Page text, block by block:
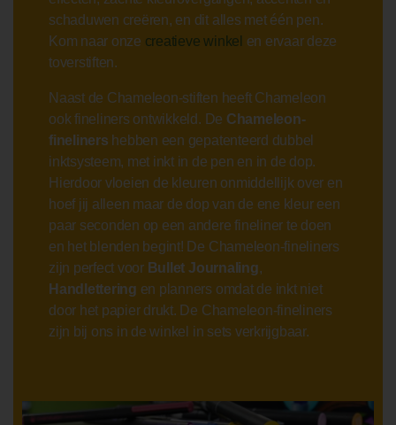
schaduwen creëren, en dit alles met één pen.
Kom naar onze creatieve winkel en ervaar deze
toverstiften.
Naast de Chameleon-stiften heeft Chameleon
ook fineliners ontwikkeld. De Chameleon-
fineliners hebben een gepatenteerd dubbel
inktsysteem, met inkt in de pen en in de dop.
Hierdoor vloeien de kleuren onmiddellijk over en
hoef jij alleen maar de dop van de ene kleur een
paar seconden op een andere fineliner te doen
en het blenden begint! De Chameleon-fineliners
zijn perfect voor Bullet Journaling,
Handlettering en planners omdat de inkt niet
door het papier drukt. De Chameleon-fineliners
zijn bij ons in de winkel in sets verkrijgbaar.